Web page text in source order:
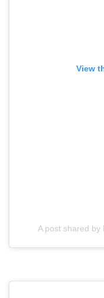
View
A post shared by